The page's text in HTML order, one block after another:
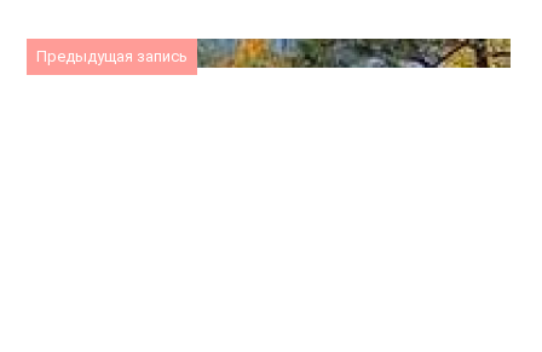
Предыдущая запись